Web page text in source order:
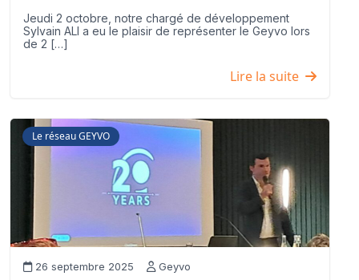
Jeudi 2 octobre, notre chargé de développement
Sylvain ALI a eu le plaisir de représenter le Geyvo lors
de 2 […]
Lire la suite
Le réseau GEYVO
26 septembre 2025 Geyvo